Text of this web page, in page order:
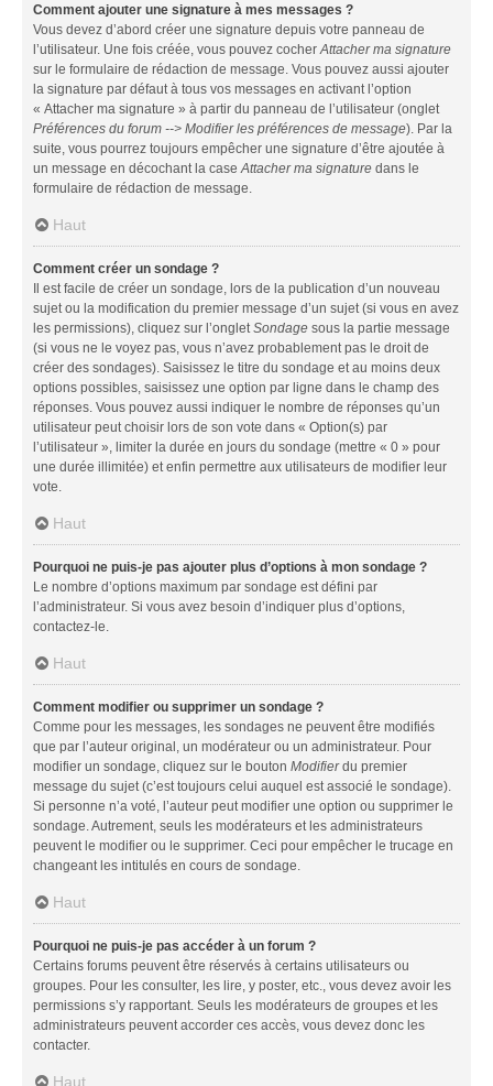
Comment ajouter une signature à mes messages ?
Vous devez d’abord créer une signature depuis votre panneau de
l’utilisateur. Une fois créée, vous pouvez cocherAttacher ma signature
sur le formulaire de rédaction de message. Vous pouvez aussi ajouter
la signature par défaut à tous vos messages en activant l’option
« Attacher ma signature » à partir du panneau de l’utilisateur (onglet
Préférences du forum --> Modifier les préférences de message). Par la
suite, vous pourrez toujours empêcher une signature d’être ajoutée à
un message en décochant la caseAttacher ma signature dans le
formulaire de rédaction de message.
Haut
Comment créer un sondage ?
Il est facile de créer un sondage, lors de la publication d’un nouveau
sujet ou la modification du premier message d’un sujet (si vous en avez
les permissions), cliquez sur l’ongletSondage sous la partie message
(si vous ne le voyez pas, vous n’avez probablement pas le droit de
créer des sondages). Saisissez le titre du sondage et au moins deux
options possibles, saisissez une option par ligne dans le champ des
réponses. Vous pouvez aussi indiquer le nombre de réponses qu’un
utilisateur peut choisir lors de son vote dans « Option(s) par
l’utilisateur », limiter la durée en jours du sondage (mettre « 0 » pour
une durée illimitée) et enfin permettre aux utilisateurs de modifier leur
vote.
Haut
Pourquoi ne puis-je pas ajouter plus d’options à mon sondage ?
Le nombre d’options maximum par sondage est défini par
l’administrateur. Si vous avez besoin d’indiquer plus d’options,
contactez-le.
Haut
Comment modifier ou supprimer un sondage ?
Comme pour les messages, les sondages ne peuvent être modifiés
que par l’auteur original, un modérateur ou un administrateur. Pour
modifier un sondage, cliquez sur le bouton Modifierdu premier
message du sujet (c’est toujours celui auquel est associé le sondage).
Si personne n’a voté, l’auteur peut modifier une option ou supprimer le
sondage. Autrement, seuls les modérateurs et les administrateurs
peuvent le modifier ou le supprimer. Ceci pour empêcher le trucage en
changeant les intitulés en cours de sondage.
Haut
Pourquoi ne puis-je pas accéder à un forum ?
Certains forums peuvent être réservés à certains utilisateurs ou
groupes. Pour les consulter, les lire, y poster, etc., vous devez avoir les
permissions s’y rapportant. Seuls les modérateurs de groupes et les
administrateurs peuvent accorder ces accès, vous devez donc les
contacter.
Haut